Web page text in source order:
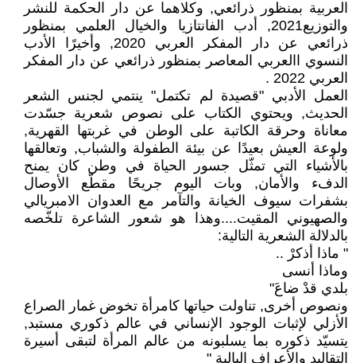
العربية بمنظور ذرائعي, وكلاهما عن دار الحكمة للنشر
والتوزيع2021, أدب الفانتازيا والخيال العلمي بمنظور
ذرائعي عن دار المفكر العربي 2020, وأخيرًا الأدب
النسوي االعربي المعاصر بمنظور ذرائعي عن دار المفكر
العربي 2022 .
العمل الأدبي "قصيدة لم تكتمل" ينتمي لجنس الشعر
الحديث, ويحتوي الكتاب على نصوص شعرية جسّدت
معاناة وحرقة الكاتبة على الوطن في غربتها القهرية,
ولوعة العيش بعيدًا عن بيئة الطفولة والشباب, وتعالقها
بالأشياء التي تمثّل جسور الحياة في وطن كان يمنح
الدفء والأمان, وبات اليوم جريحًا مقطّع الأوصال
بشفرات سيوف الخيانة والتآمر مع العدوان الامبريالي
والصهيوني المقيت....وهذا هو شعور الشاعرة تلخّصه
بالدلالة الشعرية التالية:
" ماذا أذكرْ ..
وماذا أنسى
بلدي قدْ ضاعَ"
ونصوص أخرى, تناولت حياتها كامرأة تخوض غمار الصراع
الأزلي لإثبات الوجود الإنساني في عالم ذكوري مستبد,
يتسيّد ذكوره بما يسلبونه من عالم المرأة لتبقى أسيرة
التقاليد والأعراف البالية "